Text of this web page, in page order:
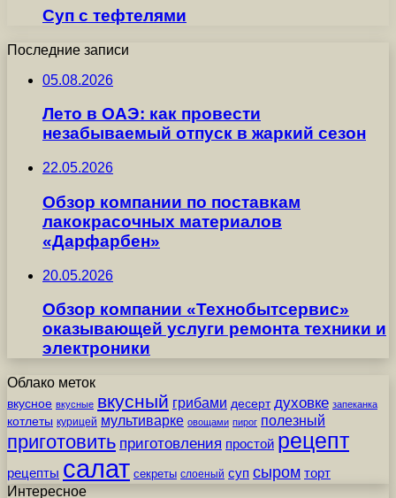
Суп с тефтелями
Последние записи
05.08.2026
Лето в ОАЭ: как провести
незабываемый отпуск в жаркий сезон
22.05.2026
Обзор компании по поставкам
лакокрасочных материалов
«Дарфарбен»
20.05.2026
Обзор компании «Технобытсервис»
оказывающей услуги ремонта техники и
электроники
Облако меток
вкусное вкусные вкусный грибами десерт духовке запеканка
котлеты курицей мультиварке овощами пирог полезный
приготовить приготовления простой рецепт
рецепты салат секреты слоеный суп сыром торт
Интересное